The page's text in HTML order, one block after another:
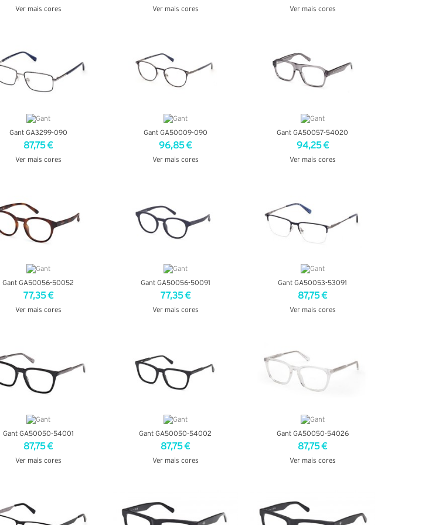
Ver mais cores Ver mais cores Ver mais cores
Gant GA3299-090
87,75 €
Ver mais cores
Gant GA50009-090
96,85 €
Ver mais cores
Gant GA50057-54020
94,25 €
Ver mais cores
Gant GA50056-50052
77,35 €
Ver mais cores
Gant GA50056-50091
77,35 €
Ver mais cores
Gant GA50053-53091
87,75 €
Ver mais cores
Gant GA50050-54001
87,75 €
Ver mais cores
Gant GA50050-54002
87,75 €
Ver mais cores
Gant GA50050-54026
87,75 €
Ver mais cores